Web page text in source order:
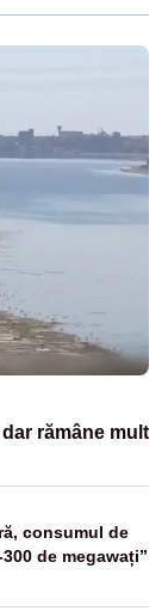
rămâne mult
consumul de
de megawați”